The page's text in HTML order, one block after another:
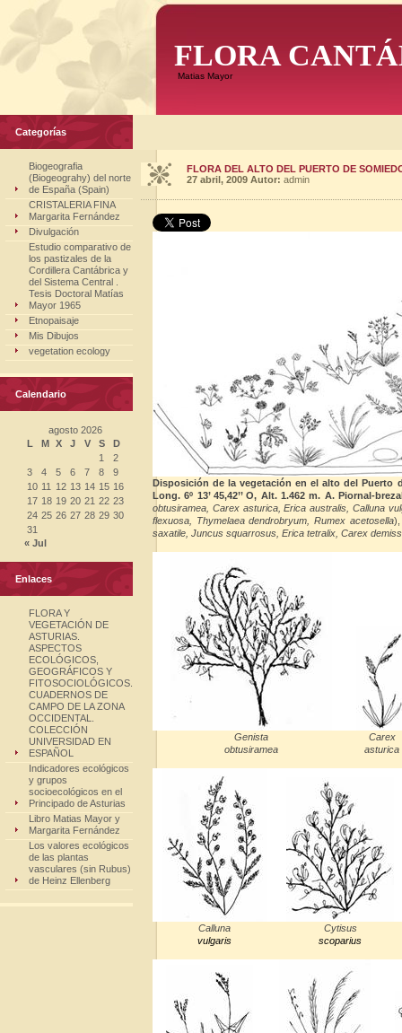
FLORA
Matias Mayor
Categorías
Biogeografia
(Biogeograhy) del norte
de España (Spain)
CRISTALERIA FINA
Margarita Fernández
Divulgación
Estudio comparativo de
los pastizales de la
Cordillera Cantábrica y
del Sistema Central .
Tesis Doctoral Matías
Mayor 1965
Etnopaisaje
Mis Dibujos
vegetation ecology
Calendario
agosto 2026
L
M X J V S
D
1
2
3
4 5 6 7 8
9
10 11 12 13 14 15 16
17 18 19 20 21 22 23
24 25 26 27 28 29 30
31
« Jul
Enlaces
FLORA Y
VEGETACIÓN DE
ASTURIAS.
ASPECTOS
ECOLÓGICOS,
GEOGRÁFICOS Y
FITOSOCIOLÓGICOS.
CUADERNOS DE
CAMPO DE LA ZONA
OCCIDENTAL.
COLECCIÓN
UNIVERSIDAD EN
ESPAÑOL
Indicadores ecológicos
y grupos
socioecológicos en el
Principado de Asturias
Libro Matias Mayor y
Margarita Fernández
Los valores ecológicos
de las plantas
vasculares (sin Rubus)
de Heinz Ellenberg
FLORA DEL ALTO DEL PUERTO DE
27 abril, 2009 Autor: admin
Disposición de la vegetación en el alto del Puerto
Long. 6º 13’ 45,42’’ O, Alt. 1.462 m. A. Piornal-
obtusiramea, Carex asturica, Erica australis, Calluna
flexuosa,
Thymelaea dendrobryum, Rumex acetosella
saxatile, Juncus squarrosus, Erica tetralix, Carex
Genista
obtusiramea
Carex
asturica
Calluna
vulgaris
Cytisus
scoparius